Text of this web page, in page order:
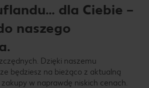
dla Ciebie –
naszego
Dzięki naszemu
będziesz na bieżąco z aktualną
w naprawdę niskich cenach.